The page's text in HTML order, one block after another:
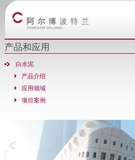
产品和应用
白水泥
产品介绍
应用领域
项目案例